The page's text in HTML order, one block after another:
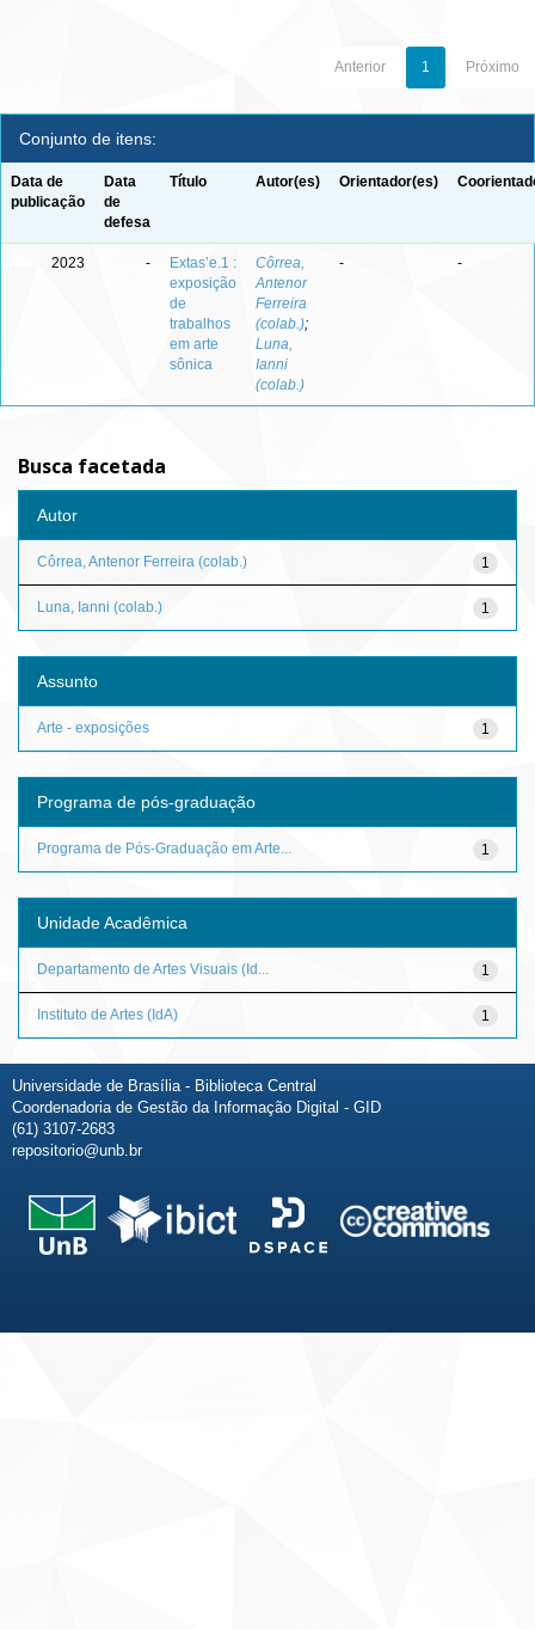
Anterior 1 Próximo
Conjunto de itens:
Data de
publicação
Data
de
defesa
Título Autor(es) Orientador(es)
2023 -
Extas’e.1 :
exposição
de
trabalhos
em arte
sônica
Côrrea,
Antenor
Ferreira
(colab.);
Luna,
Ianni
(colab.)
- -
Busca facetada
Autor
1
Côrrea, Antenor Ferreira (colab.)
1
Luna, Ianni (colab.)
Assunto
1
Arte - exposições
Programa de pós-graduação
1
Programa de Pós-Graduação em Arte...
Unidade Acadêmica
1
Departamento de Artes Visuais (Id...
1
Instituto de Artes (IdA)
Universidade de Brasília - Biblioteca Central
Coordenadoria de Gestão da Informação Digital - GID
(61) 3107-2683
repositorio@unb.br